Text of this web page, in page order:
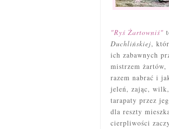
"Ryś Żartowniś"
Duchlińskiej,
ich zabawnych
mistrzem
razem nabrać i
jeleń, zając,
tarapaty przez
dla reszty
cierpliwości